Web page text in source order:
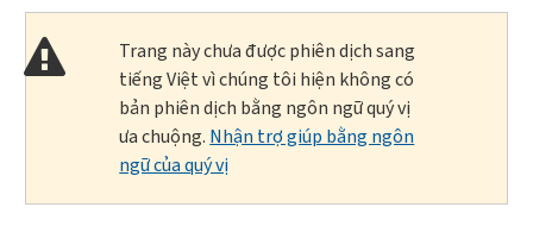
Trang này chưa được phiên dịch sang
tiếng Việt vì chúng tôi hiện không có
bản phiên dịch bằng ngôn ngữ quý vị
ưa chuộng. Nhận trợ giúp bằng ngôn
ngữ của quý vị